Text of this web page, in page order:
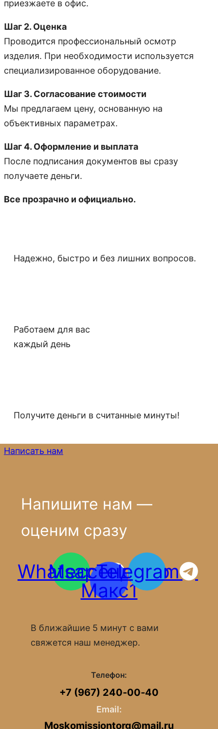
приезжаете в офис.
Шаг 2. Оценка
Проводится профессиональный осмотр
изделия. При необходимости используется
специализированное оборудование.
Шаг 3. Согласование стоимости
Мы предлагаем цену, основанную на
объективных параметрах.
Шаг 4. Оформление и выплата
После подписания документов вы сразу
получаете деньги.
Все прозрачно и официально.
Надежно, быстро и без лишних вопросов.
Работаем для вас
каждый день
Получите деньги в считанные минуты!
Написать нам
Напишите нам —
оценим сразу
Whatsapp
Мессенджер
Макс1
Telegram
В ближайшие 5 минут с вами
свяжется наш менеджер.
Телефон:
+7 (967) 240‑00‑40
Email:
Moskomissiontorg@mail.ru